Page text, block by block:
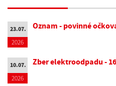
23.07.
2026
Oznam - povinné
10.07.
2026
Zber elektroodpadu -